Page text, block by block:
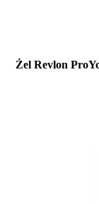
Żel Revlon